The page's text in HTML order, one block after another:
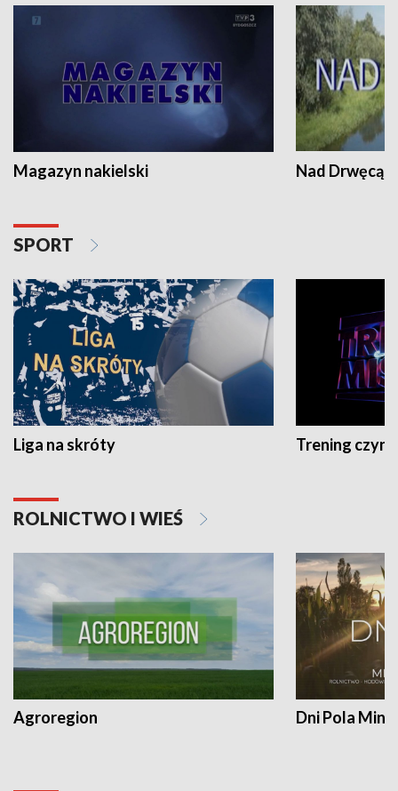
Magazyn nakielski Nad Drwęcą
SPORT
Liga na skróty Trening czyni
ROLNICTWO I WIEŚ
Agroregion Dni Pola